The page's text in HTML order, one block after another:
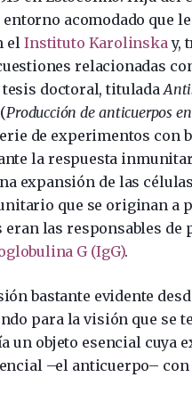
acomodado que
elInstituto Karolinskay,
relacionadas
tesis doctoral, titulada
(Producción de anticuerpos
de experimentos con
la respuesta
expansión de las
que se originan a
eran las responsables
G (IgG).
bastante evidente
para la visión que se
un objeto esencial cuya
–el anticuerpo–